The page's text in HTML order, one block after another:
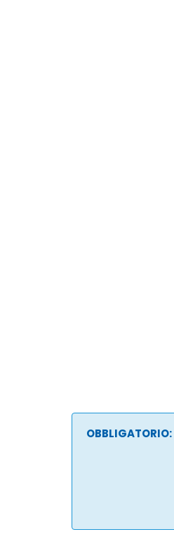
OBBLIGATORIO: